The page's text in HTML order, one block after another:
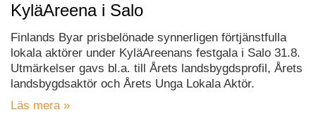
KyläAreena i Salo
Finlands Byar prisbelönade synnerligen förtjänstfulla
lokala aktörer under KyläAreenans festgala i Salo 31.8.
Utmärkelser gavs bl.a. till Årets landsbygdsprofil, Årets
landsbygdsaktör och Årets Unga Lokala Aktör.
Läs mera »